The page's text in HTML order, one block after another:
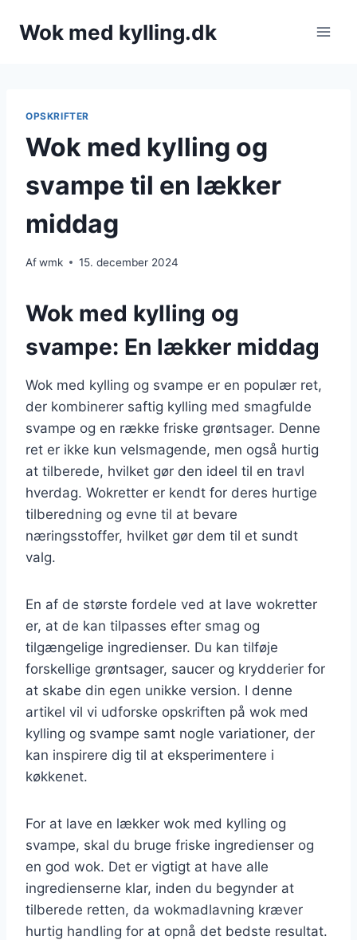
Wok med kylling.dk
OPSKRIFTER
Wok med kylling og
svampe til en lækker
middag
Afwmk 15. december 2024
Wok med kylling og
svampe: En lækker middag
Wok med kylling og svampe er en populær ret,
der kombinerer saftig kylling med smagfulde
svampe og en række friske grøntsager. Denne
ret er ikke kun velsmagende, men også hurtig
at tilberede, hvilket gør den ideel til en travl
hverdag. Wokretter er kendt for deres hurtige
tilberedning og evne til at bevare
næringsstoffer, hvilket gør dem til et sundt
valg.
En af de største fordele ved at lave wokretter
er, at de kan tilpasses efter smag og
tilgængelige ingredienser. Du kan tilføje
forskellige grøntsager, saucer og krydderier for
at skabe din egen unikke version. I denne
artikel vil vi udforske opskriften på wok med
kylling og svampe samt nogle variationer, der
kan inspirere dig til at eksperimentere i
køkkenet.
For at lave en lækker wok med kylling og
svampe, skal du bruge friske ingredienser og
en god wok. Det er vigtigt at have alle
ingredienserne klar, inden du begynder at
tilberede retten, da wokmadlavning kræver
hurtig handling for at opnå det bedste resultat.